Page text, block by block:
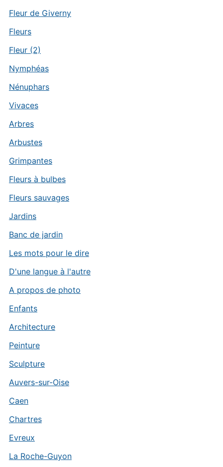
Fleur de Giverny
Fleurs
Fleur (2)
Nymphéas
Nénuphars
Vivaces
Arbres
Arbustes
Grimpantes
Fleurs à bulbes
Fleurs sauvages
Jardins
Banc de jardin
Les mots pour le dire
D'une langue à l'autre
A propos de photo
Enfants
Architecture
Peinture
Sculpture
Auvers-sur-Oise
Caen
Chartres
Evreux
La Roche-Guyon